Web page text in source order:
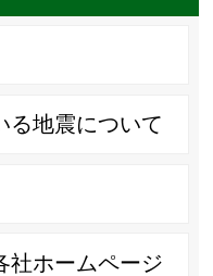
る地震について
社ホームページ